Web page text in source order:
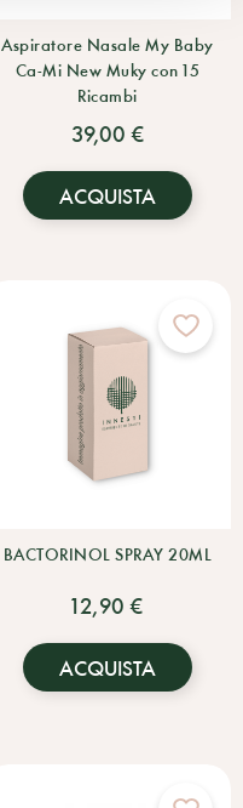
Aspiratore Nasale My Baby
Ca-Mi New Muky con 15
Ricambi
39,00 €
ACQUISTA
BACTORINOL SPRAY 20ML
12,90 €
ACQUISTA